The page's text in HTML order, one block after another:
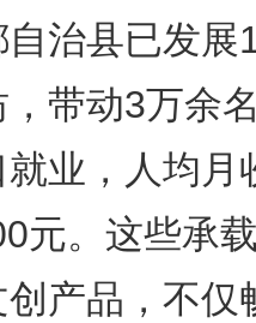
治县已发展
带动3万余
业，人均月
元。这些承
产品，不仅